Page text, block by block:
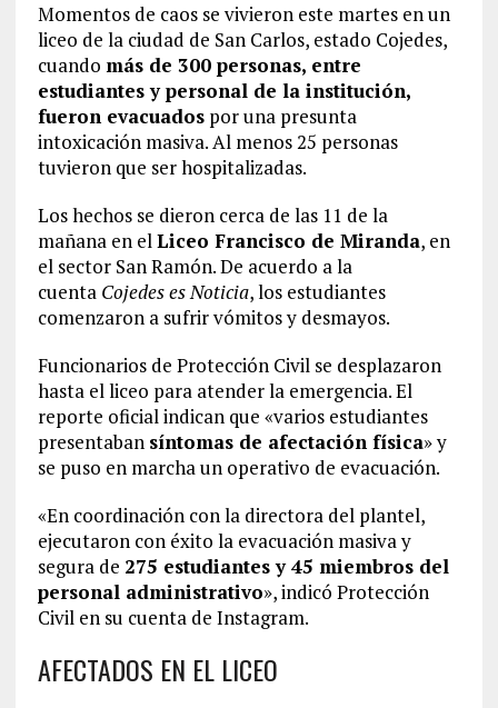
Momentos de caos se vivieron este martes en un
liceo de la ciudad de San Carlos, estado Cojedes,
cuando más de 300 personas, entre
estudiantes y personal de la institución,
fueron evacuadospor una presunta
intoxicación masiva. Al menos 25 personas
tuvieron que ser hospitalizadas.
Los hechos se dieron cerca de las 11 de la
mañana en elLiceo Francisco de Miranda, en
el sector San Ramón. De acuerdo a la
cuenta Cojedes es Noticia, los estudiantes
comenzaron a sufrir vómitos y desmayos.
Funcionarios de Protección Civil se desplazaron
hasta el liceo para atender la emergencia. El
reporte oficial indican que «varios estudiantes
presentaban síntomas de afectación física» y
se puso en marcha un operativo de evacuación.
«En coordinación con la directora del plantel,
ejecutaron con éxito la evacuación masiva y
segura de 275 estudiantes y 45 miembros del
personal administrativo», indicó Protección
Civil en su cuenta de Instagram.
AFECTADOS EN EL LICEO